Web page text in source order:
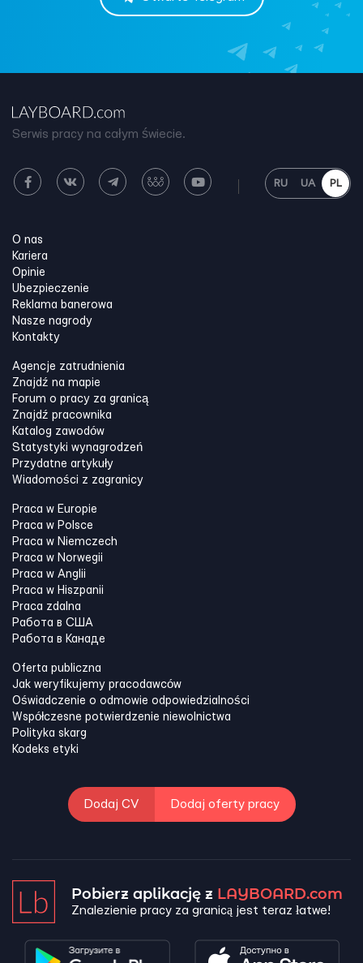
Serwis pracy na całym świecie.
RU UA PL
O nas
Kariera
Opinie
Ubezpieczenie
Reklama banerowa
Nasze nagrody
Kontakty
Agencje zatrudnienia
Znajdź na mapie
Forum o pracy za granicą
Znajdź pracownika
Katalog zawodów
Statystyki wynagrodzeń
Przydatne artykuły
Wiadomości z zagranicy
Praca w Europie
Praca w Polsce
Praca w Niemczech
Praca w Norwegii
Praca w Anglii
Praca w Hiszpanii
Praca zdalna
Работа в США
Работа в Канадe
Oferta publiczna
Jak weryfikujemy pracodawców
Oświadczenie o odmowie odpowiedzialności
Współczesne potwierdzenie niewolnictwa
Polityka skarg
Kodeks etyki
Dodaj CV Dodaj oferty pracy
Pobierz aplikację z LAYBOARD.com
Znalezienie pracy za granicą jest teraz łatwe!